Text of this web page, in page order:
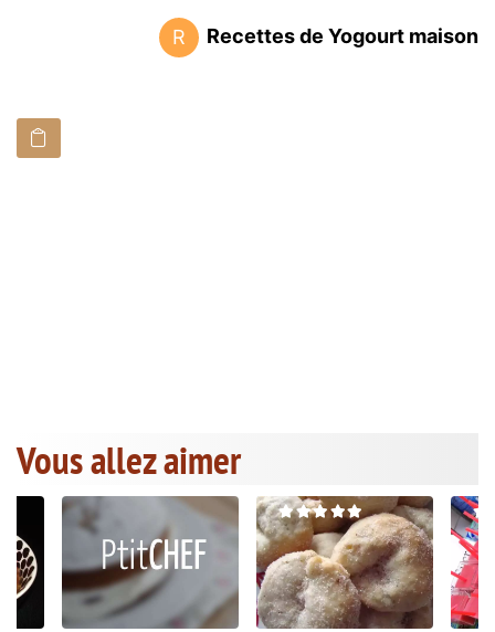
R Recettes de Yogourt maison
Vous allez aimer